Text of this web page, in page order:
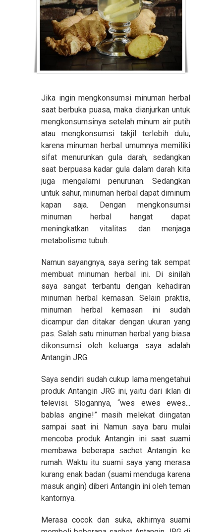
Jika ingin mengkonsumsi minuman herbal
saat berbuka puasa, maka dianjurkan untuk
mengkonsumsinya setelah minum air putih
atau mengkonsumsi takjil terlebih dulu,
karena minuman herbal umumnya memiliki
sifat menurunkan gula darah, sedangkan
saat berpuasa kadar gula dalam darah kita
juga mengalami penurunan. Sedangkan
untuk sahur, minuman herbal dapat diminum
kapan saja. Dengan mengkonsumsi
minuman herbal hangat dapat
meningkatkan vitalitas dan menjaga
metabolisme tubuh.
Namun sayangnya, saya sering tak sempat
membuat minuman herbal ini. Di sinilah
saya sangat terbantu dengan kehadiran
minuman herbal kemasan. Selain praktis,
minuman herbal kemasan ini sudah
dicampur dan ditakar dengan ukuran yang
pas. Salah satu minuman herbal yang biasa
dikonsumsi oleh keluarga saya adalah
Antangin JRG.
Saya sendiri sudah cukup lama mengetahui
produk Antangin JRG ini, yaitu dari iklan di
televisi. Slogannya, “wes ewes ewes...
bablas angine!” masih melekat diingatan
sampai saat ini. Namun saya baru mulai
mencoba produk Antangin ini saat suami
membawa beberapa sachet Antangin ke
rumah. Waktu itu suami saya yang merasa
kurang enak badan (suami menduga karena
masuk angin) diberi Antangin ini oleh teman
kantornya.
Merasa cocok dan suka, akhirnya suami